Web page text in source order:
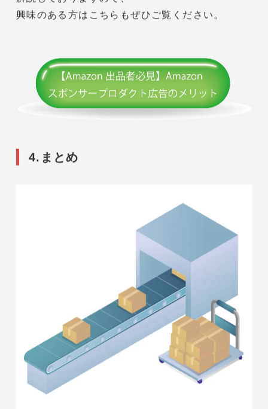
小口出品では、
Amazonスポンサープロダクト広告は
利用できないので、
自分の商品の広告を出したいという方は
Amazonスポンサープロダクト広告について
興味のある方はこちらもぜひご覧ください。
4.まとめ